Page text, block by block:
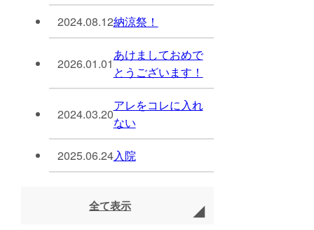
2024.08.12納涼祭！
2026.01.01
あけましておめで
とうございます！
2024.03.20
アレをコレに入れ
ない
2025.06.24入院
全て表示